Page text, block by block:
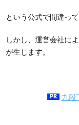
という公式で間違って
しかし、運営会社に
が生じます。
九段